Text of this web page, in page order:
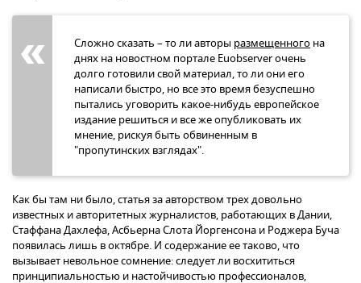
Сложно сказать – то ли авторы размещенного на
днях на новостном портале Euobserver очень
долго готовили свой материал, то ли они его
написали быстро, но все это время безуспешно
пытались уговорить какое-нибудь европейское
издание решиться и все же опубликовать их
мнение, рискуя быть обвиненным в
"пропутинских взглядах".
Как бы там ни было, статья за авторством трех довольно
известных и авторитетных журналистов, работающих в Дании,
Стаффана Дахлефа, Асбьерна Слота Йоргенсона и Роджера Буча
появилась лишь в октябре. И содержание ее таково, что
вызывает невольное сомнение: следует ли восхититься
принципиальностью и настойчивостью профессионалов,